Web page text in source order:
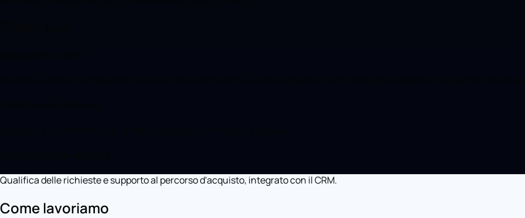
Qualifica delle richieste e supporto al percorso d'acquisto, integrato con il CRM.
Come lavoriamo